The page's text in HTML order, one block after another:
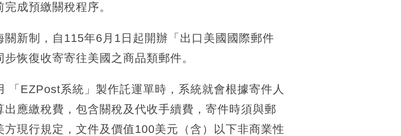
成預繳關稅程序。
新制，自115年6月1日起開辦「出口美國國際郵件
恢復收寄寄往美國之商品類郵件。
「EZPost系統」製作託運單時，系統就會根據寄件人
應繳稅費，包含關稅及代收手續費，寄件時須與郵
現行規定，文件及價值100美元（含）以下非商業性